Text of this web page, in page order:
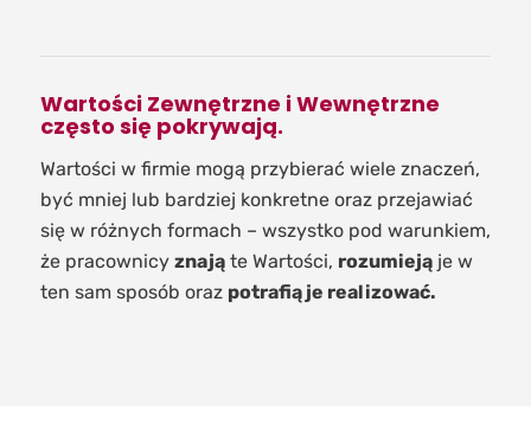
Wartości Zewnętrzne i Wewnętrzne
często się pokrywają.
Wartości w firmie mogą przybierać wiele znaczeń,
być mniej lub bardziej konkretne oraz przejawiać
się w różnych formach – wszystko pod warunkiem,
że pracownicy znająte Wartości, rozumiejąje w
ten sam sposób oraz potrafią je realizować.